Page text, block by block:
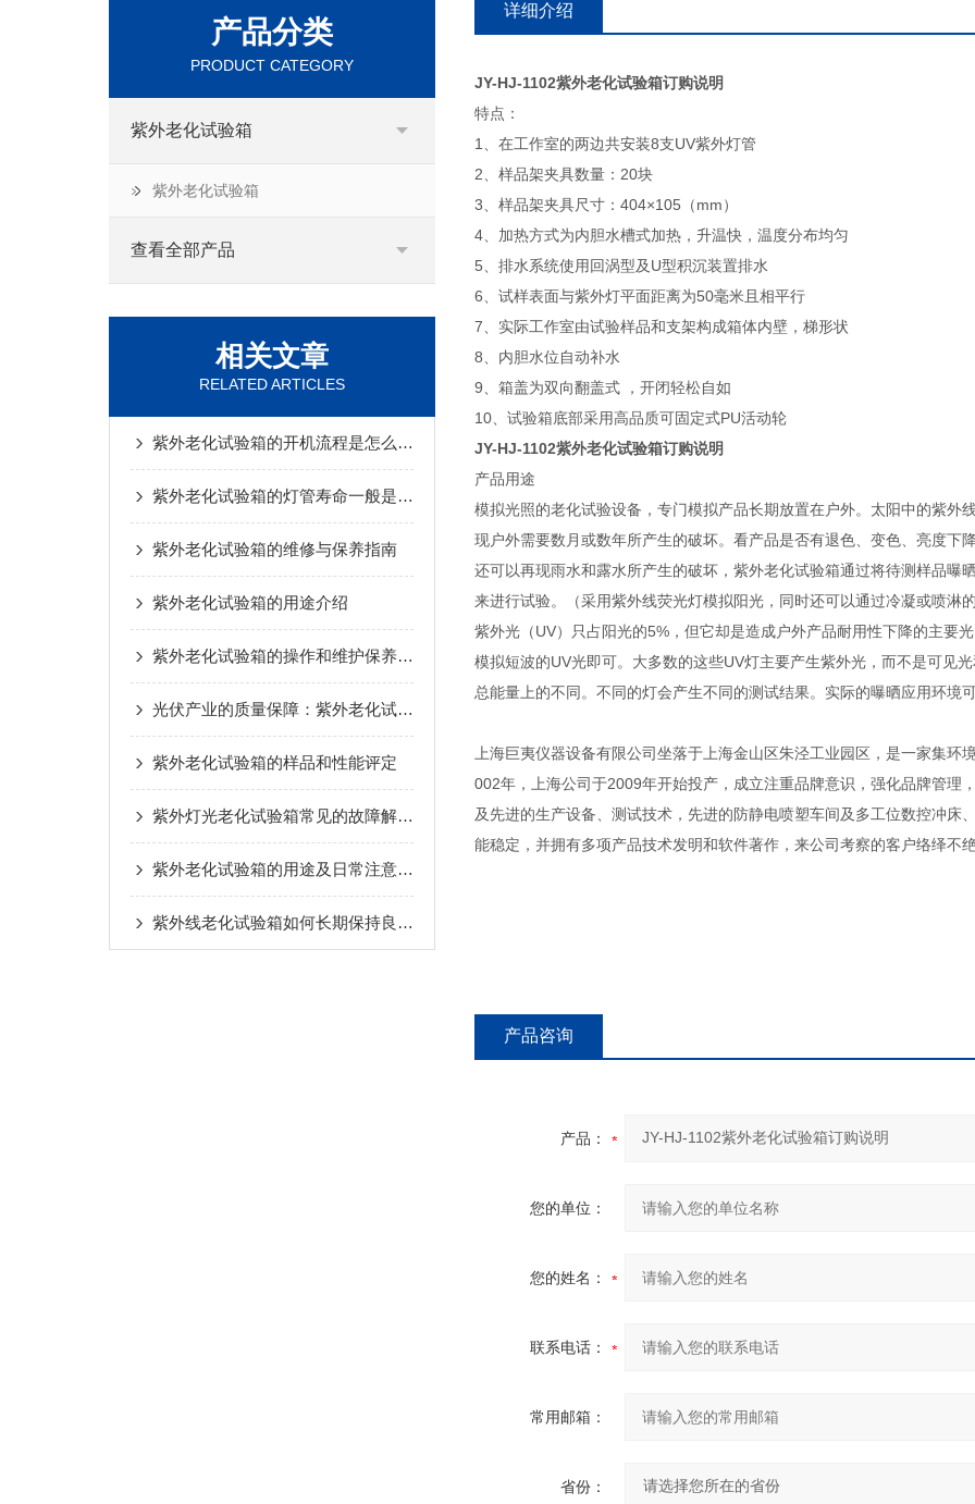
产品分类
PRODUCT CATEGORY
紫外老化试验箱
紫外老化试验箱
查看全部产品
相关文章
RELATED ARTICLES
紫外老化试验箱的开机流程是怎么样的
紫外老化试验箱的灯管寿命一般是多久？
紫外老化试验箱的维修与保养指南
紫外老化试验箱的用途介绍
紫外老化试验箱的操作和维护保养介绍
光伏产业的质量保障：紫外老化试验箱的重要作用
紫外老化试验箱的样品和性能评定
紫外灯光老化试验箱常见的故障解决方法介绍
紫外老化试验箱的用途及日常注意事项
紫外线老化试验箱如何长期保持良好的状态
详细介绍
JY-HJ-1102紫外老化试验箱订购说明
特点：
1、在工作室的两边共安装8支UV紫外灯管
2、样品架夹具数量：20块
3、样品架夹具尺寸：404×105（mm）
4、加热方式为内胆水槽式加热，升温快，温度分布均匀
5、排水系统使用回涡型及U型积沉装置排水
6、试样表面与紫外灯平面距离为50毫米且相平行
7、实际工作室由试验样品和支架构成箱体内壁，梯形状
8、内胆水位自动补水
9、箱盖为双向翻盖式 ，开闭轻松自如
10、试验箱底部采用高品质可固定式PU活动轮
JY-HJ-1102紫外老化试验箱订购说明
产品用途
模拟光照的老化试验设备，专门模拟产品长期放置在户外。太阳中的紫
现户外需要数月或数年所产生的破坏。看产品是否有退色、变色、亮度
还可以再现雨水和露水所产生的破坏，紫外老化试验箱通过将待测样品
来进行试验。（采用紫外线荧光灯模拟阳光，同时还可以通过冷凝或喷淋
紫外光（UV）只占阳光的5%，但它却是造成户外产品耐用性下降的主要
模拟短波的UV光即可。大多数的这些UV灯主要产生紫外光，而不是可见
总能量上的不同。不同的灯会产生不同的测试结果。实际的曝晒应用环境
上海巨夷仪器设备有限公司坐落于上海金山区朱泾工业园区，是一家集
002年，上海公司于2009年开始投产，成立注重品牌意识，强化品牌管理
及先进的生产设备、测试技术，先进的防静电喷塑车间及多工位数控冲
能稳定，并拥有多项产品技术发明和软件著作，来公司考察的客户络绎不
产品咨询
产品：
您的单位：
您的姓名：
联系电话：
常用邮箱：
省份：